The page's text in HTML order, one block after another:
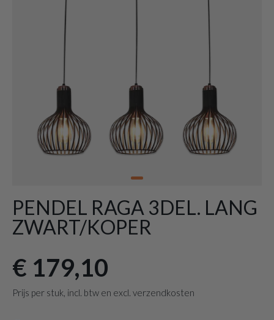
PENDEL RAGA 3DEL. LANG
ZWART/KOPER
€ 179,10
Prijs per stuk, incl. btw en excl. verzendkosten